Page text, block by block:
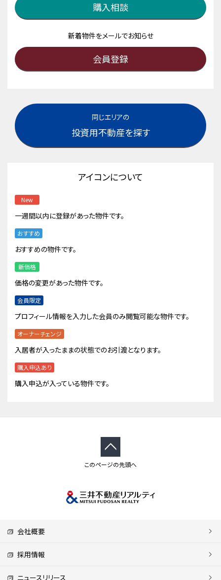
購入相談
新着物件をメールでお知らせ
会員登録
同じエリアの
投資用不動産を探す
アイコンについて
New
一週間以内に登録があった物件です。
おすすめ
おすすめの物件です。
新価格
価格の変更があった物件です。
会員限定
プロフィール情報を入力した会員のみ閲覧可能な物件です。
オーナーチェンジ
入居者が入ったままの状態でのお引渡となります。
購入申込あり
購入申込が入っている物件です。
このページの先頭へ
会社概要
採用情報
ニュースリリース